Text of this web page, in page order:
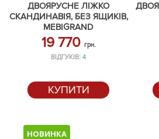
ДВОЯРУСНЕ ЛІЖКО
СКАНДИНАВІЯ, БЕЗ ЯЩИКІВ,
MEBIGRAND
19 770 грн.
ВІДГУКІВ:4
КУПИТИ
НОВИНКА